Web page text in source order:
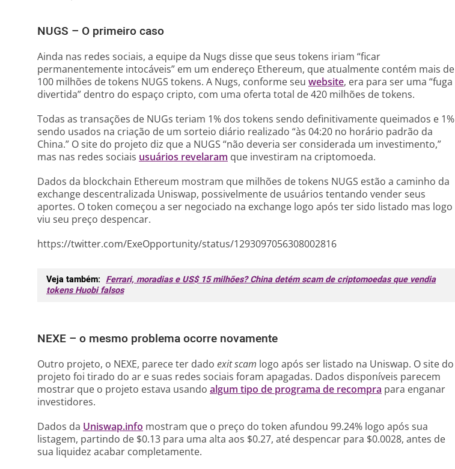
NUGS – O primeiro caso
Ainda nas redes sociais, a equipe da Nugs disse que seus tokens iriam “ficar
permanentemente intocáveis” em um endereço Ethereum, que atualmente contém mais de
100 milhões de tokens NUGS tokens. A Nugs, conforme seu website, era para ser uma “fuga
divertida” dentro do espaço cripto, com uma oferta total de 420 milhões de tokens.
Todas as transações de NUGs teriam 1% dos tokens sendo definitivamente queimados e 1%
sendo usados na criação de um sorteio diário realizado “às 04:20 no horário padrão da
China.” O site do projeto diz que a NUGS “não deveria ser considerada um investimento,”
mas nas redes sociais usuários revelaram que investiram na criptomoeda.
Dados da blockchain Ethereum mostram que milhões de tokens NUGS estão a caminho da
exchange descentralizada Uniswap, possivelmente de usuários tentando vender seus
aportes. O token começou a ser negociado na exchange logo após ter sido listado mas logo
viu seu preço despencar.
https://twitter.com/ExeOpportunity/status/1293097056308002816
Veja também: Ferrari, moradias e US$ 15 milhões? China detém scam de criptomoedas que vendia
tokens Huobi falsos
NEXE – o mesmo problema ocorre novamente
Outro projeto, o NEXE, parece ter dado exit scam logo após ser listado na Uniswap. O site do
projeto foi tirado do ar e suas redes sociais foram apagadas. Dados disponíveis parecem
mostrar que o projeto estava usando algum tipo de programa de recompra para enganar
investidores.
Dados da Uniswap.info mostram que o preço do token afundou 99.24% logo após sua
listagem, partindo de $0.13 para uma alta aos $0.27, até despencar para $0.0028, antes de
sua liquidez acabar completamente.